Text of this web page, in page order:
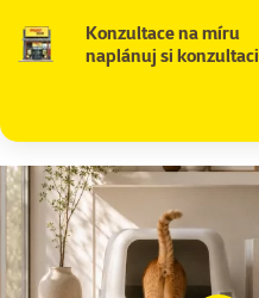
Konzultace na míru
naplánuj si konzultaci